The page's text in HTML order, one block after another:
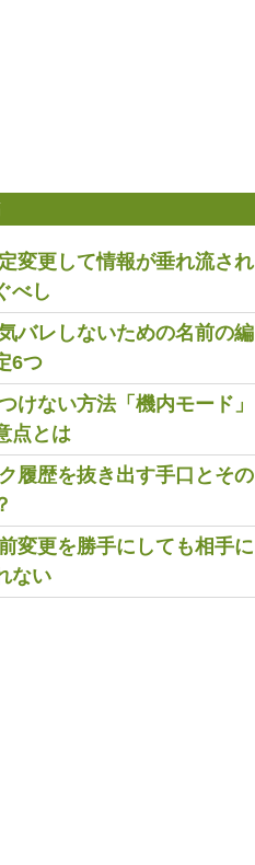
変更して情報が垂れ流され
べし
バレしないための名前の編
6つ
けない方法「機内モード」
点とは
履歴を抜き出す手口とその
変更を勝手にしても相手に
ない